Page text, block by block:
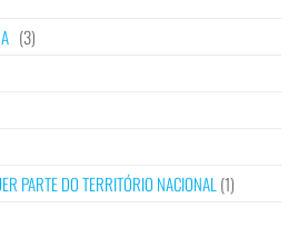
(3)
PARTE DO TERRITÓRIO NACIONAL(1)